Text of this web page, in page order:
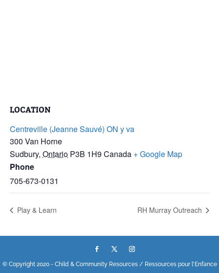
LOCATION
Centreville (Jeanne Sauvé) ON y va
300 Van Horne
Sudbury, Ontario P3B 1H9 Canada + Google Map
Phone
705-673-0131
Play & Learn RH Murray Outreach
© Copyright 2020 - Child & Community Resources / Ressources pour l'Enfance